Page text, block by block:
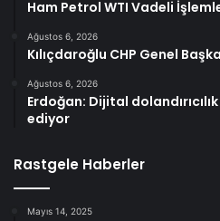
Ham Petrol WTI Vadeli
Ağustos 6, 2026
Kılıçdaroğlu CHP Genel
Ağustos 6, 2026
Erdoğan: Dijital
ediyor
Rastgele Haberler
Mayıs 14, 2025